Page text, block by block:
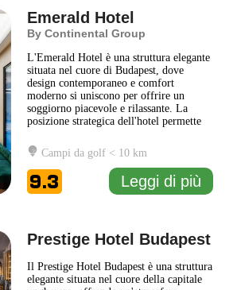
Emerald Hotel
By Continental Group
L'Emerald Hotel è una struttura elegante
situata nel cuore di Budapest, dove
design contemporaneo e comfort
moderno si uniscono per offrire un
soggiorno piacevole e rilassante. La
posizione strategica dell'hotel permette
della capitale ungherese, dai monumenti
storici ai rinomati caffè e ristoranti.
All'interno, l'Emerald Hotel offre
camere spaziose e ben arredate,... Leggi
di più
Campi da golf < 10 km
9.3 Leggi di più
Prestige Hotel Budapest
Il Prestige Hotel Budapest è una struttura
elegante situata nel cuore della capitale